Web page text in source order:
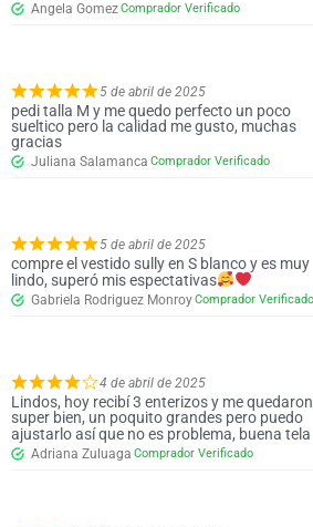
Angela Gomez
5 de abril de 2025
pedi talla M y me quedo perfecto un poco
sueltico pero la calidad me gusto, muchas
gracias
Juliana Salamanca
5 de abril de 2025
compre el vestido sully en S blanco y es muy
lindo, superó mis espectativas
Gabriela Rodriguez Monroy
4 de abril de 2025
Lindos, hoy recibí 3 enterizos y me quedaron
super bien, un poquito grandes pero puedo
ajustarlo así que no es problema, buena tela
Adriana Zuluaga